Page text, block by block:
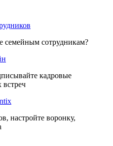
семейным сотрудникам?
кадровые
встреч
настройте воронку,